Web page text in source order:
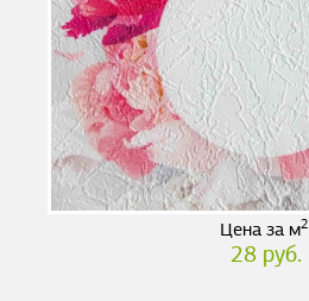
Цена за м2
28 руб.